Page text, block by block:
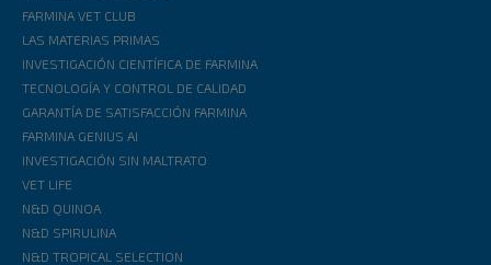
FARMINA VET CLUB
LAS MATERIAS PRIMAS
INVESTIGACIÓN CIENTÍFICA DE FARMINA
TECNOLOGÍA Y CONTROL DE CALIDAD
GARANTÍA DE SATISFACCIÓN FARMINA
FARMINA GENIUS AI
INVESTIGACIÓN SIN MALTRATO
VET LIFE
N&D QUINOA
N&D SPIRULINA
N&D TROPICAL SELECTION